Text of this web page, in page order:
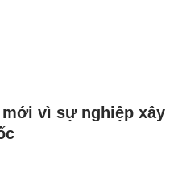
vì sự nghiệp xây